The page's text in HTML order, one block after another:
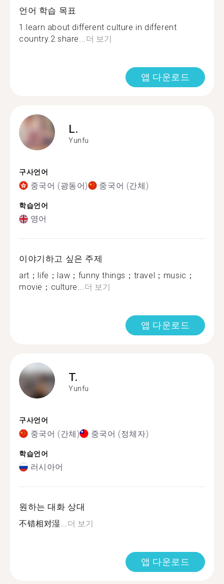
언어 학습 목표
1.learn about different culture in different
country.2.share...더 보기
앱 다운로드
L.
Yunfu
구사언어
중국어 (광동어) 중국어 (간체)
학습언어
영어
이야기하고 싶은 주제
art；life；law；funny things；travel；music；
movie；culture...더 보기
앱 다운로드
T.
Yunfu
구사언어
중국어 (간체) 중국어 (정체자)
학습언어
러시아어
원하는 대화 상대
不错相对湿...더 보기
앱 다운로드